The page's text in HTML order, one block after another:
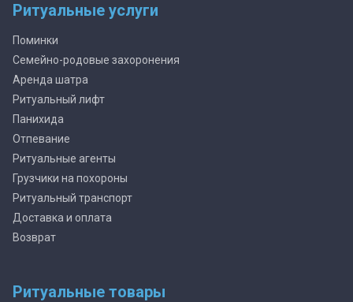
Ритуальные услуги
Поминки
Семейно-родовые захоронения
Аренда шатра
Ритуальный лифт
Панихида
Отпевание
Ритуальные агенты
Грузчики на похороны
Ритуальный транспорт
Доставка и оплата
Возврат
Ритуальные товары